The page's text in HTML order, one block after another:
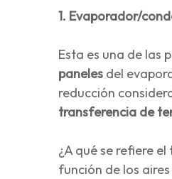
1. Evaporador/
Esta es una de las
paneles del
reducción
transferencia de
¿A qué se refiere
función de los